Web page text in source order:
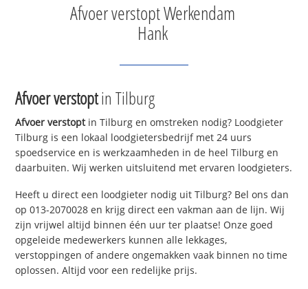
Afvoer verstopt Werkendam
Hank
Afvoer verstoptin Tilburg
Afvoer verstoptin Tilburg en omstreken nodig? Loodgieter
Tilburg is een lokaal loodgietersbedrijf met 24 uurs
spoedservice en is werkzaamheden in de heel Tilburg en
daarbuiten. Wij werken uitsluitend met ervaren loodgieters.
Heeft u direct een loodgieter nodig uit Tilburg? Bel ons dan
op 013-2070028 en krijg direct een vakman aan de lijn. Wij
zijn vrijwel altijd binnen één uur ter plaatse! Onze goed
opgeleide medewerkers kunnen alle lekkages,
verstoppingen of andere ongemakken vaak binnen no time
oplossen. Altijd voor een redelijke prijs.